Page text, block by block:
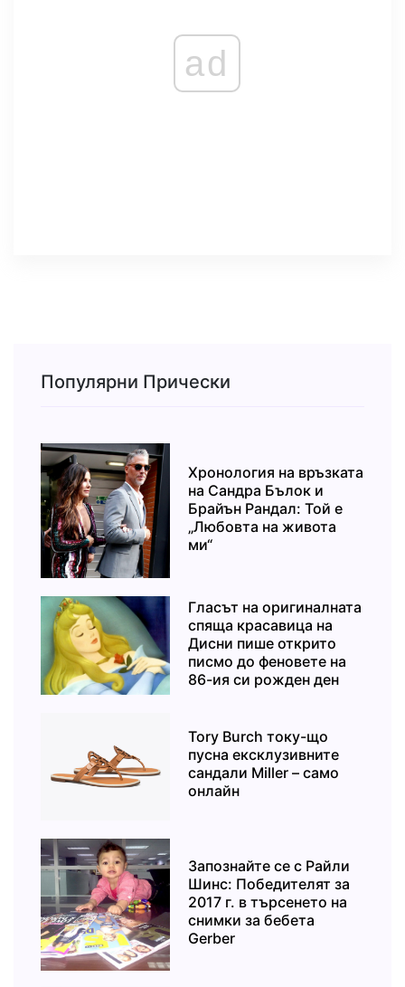
ad
Популярни Прически
Хронология на връзката
на Сандра Бълок и
Брайън Рандал: Той е
„Любовта на живота
ми“
Гласът на оригиналната
спяща красавица на
Дисни пише открито
писмо до феновете на
86-ия си рожден ден
Tory Burch току-що
пусна ексклузивните
сандали Miller – само
онлайн
Запознайте се с Райли
Шинс: Победителят за
2017 г. в търсенето на
снимки за бебета
Gerber